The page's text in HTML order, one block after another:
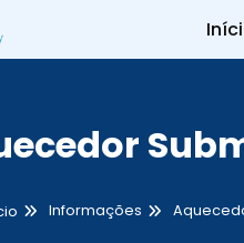
Informações